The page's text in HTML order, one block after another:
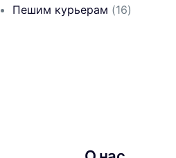
Пешим курьерам (16)